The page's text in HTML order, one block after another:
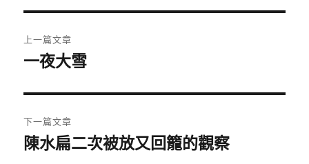
章
覽
上一篇文章
上
篇
文
章:
一夜大雪
下一篇文章
下
陳水扁二次被放又回籠的觀察